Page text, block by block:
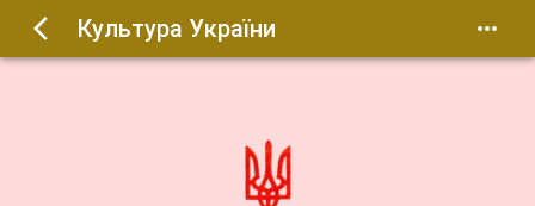
Культура України